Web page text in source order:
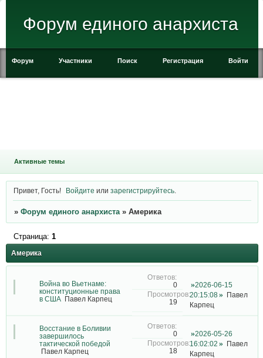
Форум единого анархиста
Форум Участники Поиск Регистрация Войти
Активные темы
Привет, Гость! Войдите илизарегистрируйтесь
» Форум единого анархиста » Америка
Америка
Страница: 1
Война во Вьетнаме:
конституционные права
в США
Павел Карпец
0
19
2026-06-15
20:15:08
Павел
Карпец
Восстание в Боливии
завершилось
тактической победой
Павел Карпец
0
18
2026-05-26
16:02:02
Павел
Карпец